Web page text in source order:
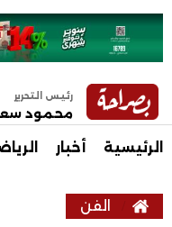
رئيس التحرير
محمود
الرئيسية أخبار
الفن